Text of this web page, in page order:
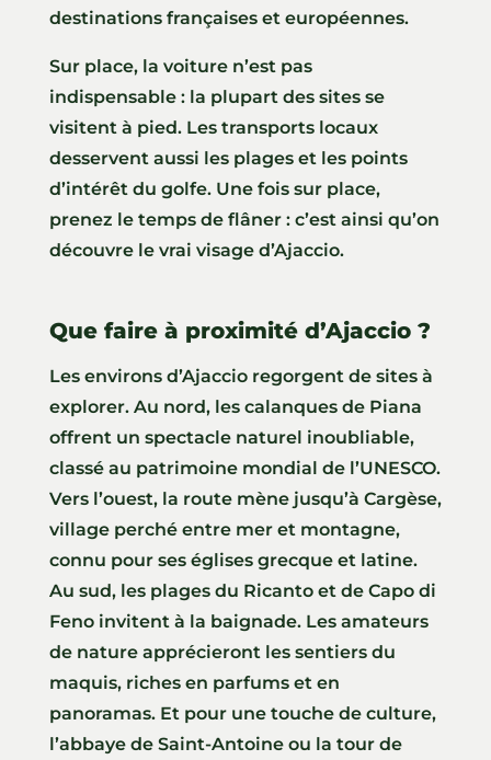
destinations françaises et européennes.
Sur place, la voiture n’est pas
indispensable : la plupart des sites se
visitent à pied. Les transports locaux
desservent aussi les plages et les points
d’intérêt du golfe. Une fois sur place,
prenez le temps de flâner : c’est ainsi qu’on
découvre le vrai visage d’Ajaccio.
Que faire à proximité d’Ajaccio ?
Les environs d’Ajaccio regorgent de sites à
explorer. Au nord, les calanques de Piana
offrent un spectacle naturel inoubliable,
classé au patrimoine mondial de l’UNESCO.
Vers l’ouest, la route mène jusqu’à Cargèse,
village perché entre mer et montagne,
connu pour ses églises grecque et latine.
Au sud, les plages du Ricanto et de Capo di
Feno invitent à la baignade. Les amateurs
de nature apprécieront les sentiers du
maquis, riches en parfums et en
panoramas. Et pour une touche de culture,
l’abbaye de Saint-Antoine ou la tour de